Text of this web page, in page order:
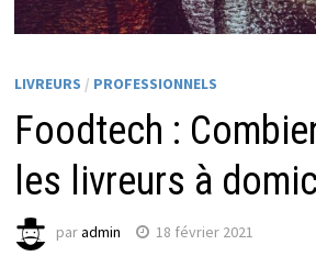
LIVREURS / PROFESSIONNELS
Foodtech :
les livreurs à
paradmin 18 février 2021